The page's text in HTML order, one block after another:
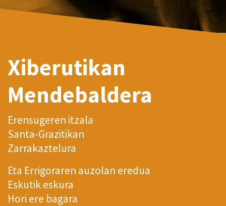
Xiberutikan
Mendebaldera
Erensugeren itzala
Santa-Grazitikan
Zarrakaztelura
Eta Errigoraren auzolan eredua
Eskutik eskura
Hori ere bagara